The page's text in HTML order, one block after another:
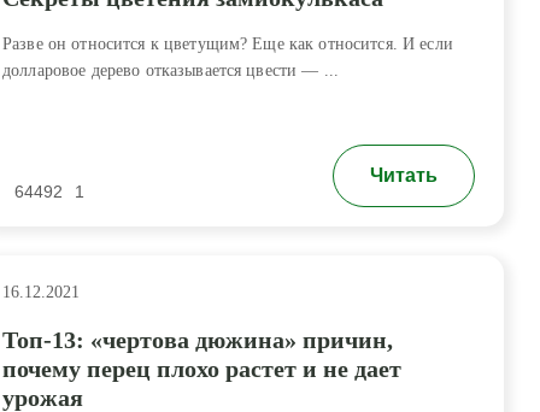
Разве он относится к цветущим? Еще как относится. И если
долларовое дерево отказывается цвести — ...
64492 1
Читать
16.12.2021
Топ-13: «чертова дюжина» причин,
почему перец плохо растет и не дает
урожая